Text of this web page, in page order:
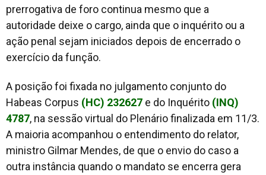
prerrogativa de foro continua mesmo que a
autoridade deixe o cargo, ainda que o inquérito ou a
ação penal sejam iniciados depois de encerrado o
exercício da função.
A posição foi fixada no julgamento conjunto do
Habeas Corpus (HC) 232627 e do Inquérito (INQ)
4787, na sessão virtual do Plenário finalizada em 11/3.
A maioria acompanhou o entendimento do relator,
ministro Gilmar Mendes, de que o envio do caso a
outra instância quando o mandato se encerra gera